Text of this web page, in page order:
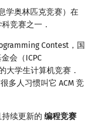
Notepad++
C++
Checker
高级数据类型
件操作
pair
常量
新版 C++ 特性
表达式
基数排序
快速排序
并排序
排序
WQS 二分
状态设计优化
筛法
分解质因数
蜀定理 & 一次不定方程
马小定理 & 欧拉定理
Chirp Z 变换
多项式牛顿迭代
项式多点求值|快速插值
项式初等函数
卡特兰数
斯特林数
尔数
努利数
行列式
线性空间
性基
性映射
Tournament Tree
笛卡尔树
Size Balanced Tree
树
黑树
可持久化可并堆
树链剖分
树上启发式合并
树
分治
Stoer–Wagner 算法
稳定匹配
学奥林匹克竞赛）在
竞赛之一．
Contest，国
会（ICPC
大学生计算机竞赛．
多人习惯叫它 ACM 竞
续更新的 编程竞赛